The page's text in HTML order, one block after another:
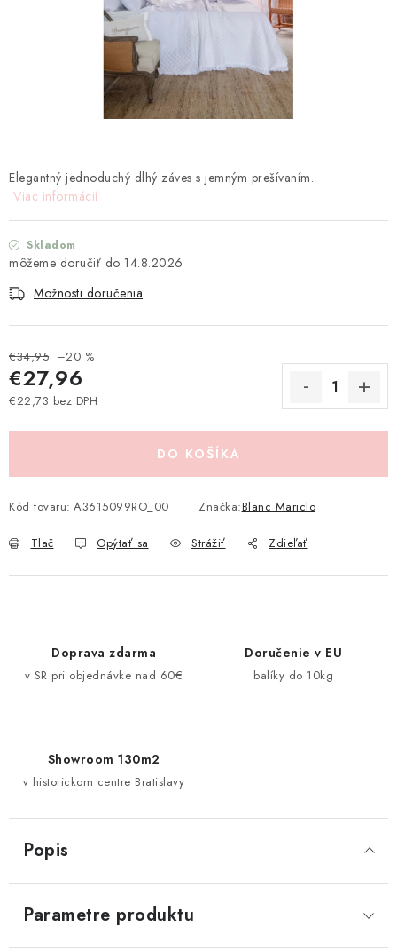
DARČEKOVÉ POUKÁŽKY
Ako nakupovať Doprava a platba
Obchodné podmienky
Podmienky ochrany osobných údajov
Návod na údržbu nábytku
Pravidlá zliav a akcií
Moja objednávka
Elegantný jednoduchý dlhý záves s jemným prešívaním.
Viac informácií
Skladom
14.8.2026
Možnosti doručenia
€34,95 –20 %
€27,96
€22,73 bez DPH
DO KOŠÍKA
Kód tovaru: A3615099RO_00 Značka:Blanc Mariclo
Tlač Opýtať sa Strážiť Zdieľať
Doprava zdarma
v SR pri objednávke nad 60€
Doručenie v EU
balíky do 10kg
Showroom 130m2
v historickom centre Bratislavy
Popis
Parametre produktu